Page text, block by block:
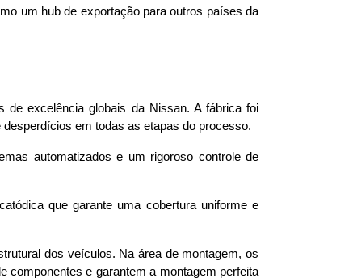
um hub de exportação para outros países da
excelência globais da Nissan. A fábrica foi
em todas as etapas do processo.
automatizados e um rigoroso controle de
que garante uma cobertura uniforme e
dos veículos. Na área de montagem, os
componentes e garantem a montagem perfeita